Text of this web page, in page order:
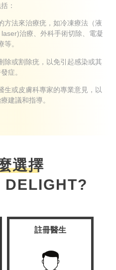
：
方法來治療疣，如冷凍療法（液
治療、外科手術切除、電凝
等。
除或割除疣，以免引起感染或其
症。
生或皮膚科專家的專業意見，以
建議和指導。
選擇
DELIGHT?
註冊醫生